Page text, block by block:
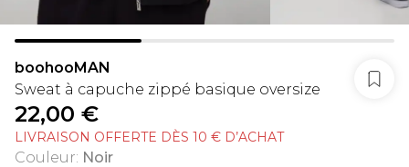
boohooMAN
Sweat à capuche zippé basique oversize
22,00 €
LIVRAISON OFFERTE DÈS 10 € D’ACHAT
Couleur: Noir